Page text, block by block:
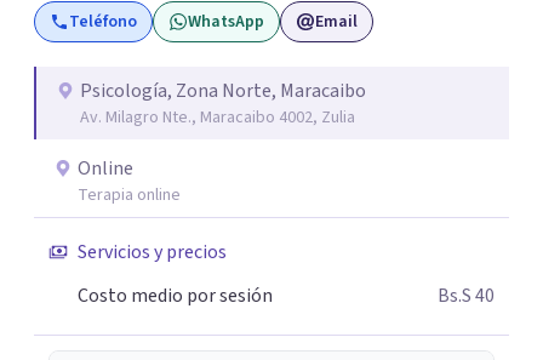
Teléfono WhatsApp Email
Psicología, Zona Norte, Maracaibo
Av. Milagro Nte., Maracaibo 4002, Zulia
Online
Terapia online
Servicios y precios
Costo medio por sesión
Bs.S 40